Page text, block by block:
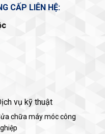
CẤP LIÊN HỆ:
vụ kỹ thuật
chữa máy móc công